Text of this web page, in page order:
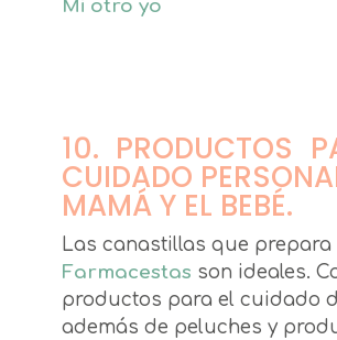
Mi otro yo
10. PRODUCTOS
CUIDADO
MAMÁ Y EL BEBÉ.
Las canastillas que prepara
Farmacestas son ideales.
productos para el cuidado
además de peluches y